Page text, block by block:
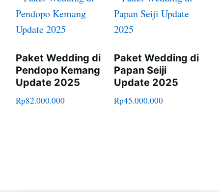
Paket Wedding di
Pendopo Kemang
Update 2025
Rp82.000.000
Paket Wedding di
Papan Seiji
Update 2025
Rp45.000.000